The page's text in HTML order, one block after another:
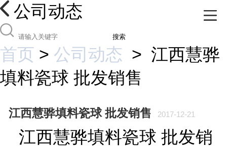
公司动态
搜索
首页 > 公司动态 > 江西慧骅
填料瓷球 批发销售
江西慧骅填料瓷球 批发销售 2017-12-21
江西慧骅填料瓷球 批发销